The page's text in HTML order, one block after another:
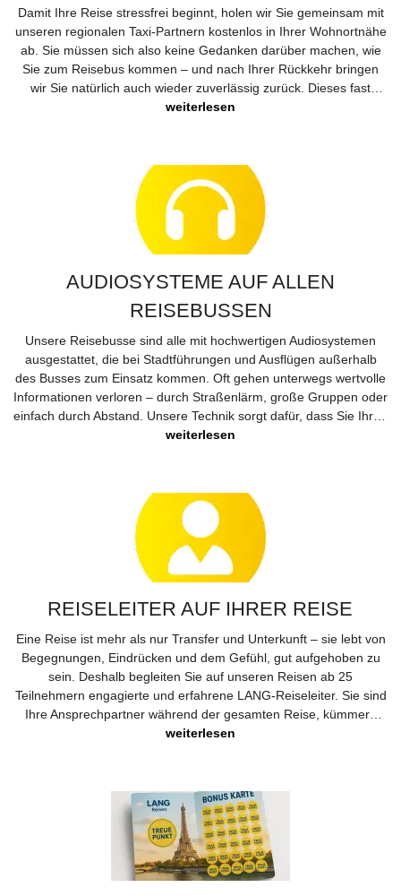
Damit Ihre Reise stressfrei beginnt, holen wir Sie gemeinsam mit
unseren regionalen Taxi-Partnern kostenlos in Ihrer Wohnortnähe
ab. Sie müssen sich also keine Gedanken darüber machen, wie
Sie zum Reisebus kommen – und nach Ihrer Rückkehr bringen
wir Sie natürlich auch wieder zuverlässig zurück. Dieses fast
einzigartige Abholsystem ist nicht nur bequem, sondern spart
umsorgt.
weiterlesen
AUDIOSYSTEME AUF ALLEN
REISEBUSSEN
Unsere Reisebusse sind alle mit hochwertigen Audiosystemen
ausgestattet, die bei Stadtführungen und Ausflügen außerhalb
des Busses zum Einsatz kommen. Oft gehen unterwegs wertvolle
Informationen verloren – durch Straßenlärm, große Gruppen oder
einfach durch Abstand. Unsere Technik sorgt dafür, dass Sie Ihren
Reiseleiter stets klar und deutlich hören – ganz ohne
ein rundum gelungenes und informatives Reiseerlebnis.
weiterlesen
REISELEITER AUF IHRER REISE
Eine Reise ist mehr als nur Transfer und Unterkunft – sie lebt von
Begegnungen, Eindrücken und dem Gefühl, gut aufgehoben zu
sein. Deshalb begleiten Sie auf unseren Reisen ab 25
Teilnehmern engagierte und erfahrene LANG-Reiseleiter. Sie sind
Ihre Ansprechpartner während der gesamten Reise, kümmern
sich um organisatorische Fragen und haben immer ein offenes
Westentasche und erzählen mit Begeisterung von Geschichte,
Kultur und Besonderheiten – lebendig, authentisch und direkt aus
erster Hand.
weiterlesen